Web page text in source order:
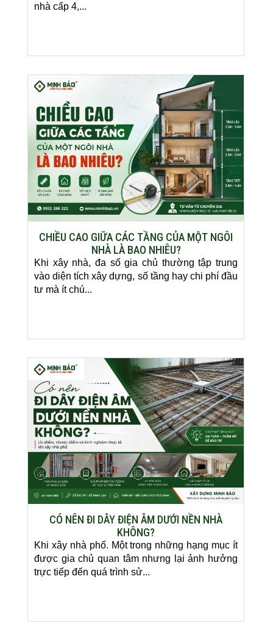
nhà cấp 4,...
CHIỀU CAO GIỮA CÁC TẦNG CỦA MỘT NGÔI
NHÀ LÀ BAO NHIÊU?
Khi xây nhà, đa số gia chủ thường tập trung
vào diện tích xây dựng, số tầng hay chi phí đầu
tư mà ít chú...
CÓ NÊN ĐI DÂY ĐIỆN ÂM DƯỚI NỀN NHÀ
KHÔNG?
Khi xây nhà phố. Một trong những hạng mục ít
được gia chủ quan tâm nhưng lại ảnh hưởng
trực tiếp đến quá trình sử...